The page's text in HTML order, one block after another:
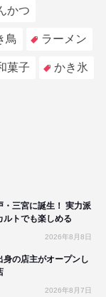
かつ
鳥 ラーメン
菓子 かき氷
・三宮に誕生！ 実力派
ルトでも楽しめる
2026年8月8日
身の店主がオープンし
2026年8月7日